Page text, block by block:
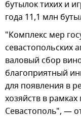
бутылок тихих и
года 11,1 млн
"Комплекс мер
севастопольских
валовый сбор
благоприятный
для появления в
хозяйств в
Севастополь", —